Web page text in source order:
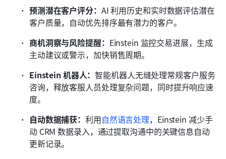
预测潜在客户评分： AI 利用历史和实时数据评估潜在
客户质量，自动优先排序最有潜力的客户。
商机洞察与风险提醒： Einstein 监控交易进展，生成
主动建议或警示，加快销售周期。
Einstein 机器人：智能机器人无缝处理常规客户服务
咨询，释放客服人员处理复杂问题，同时提升响应速
度。
自动数据捕获：利用自然语言处理，Einstein 减少手
动 CRM 数据录入，通过提取沟通中的关键信息自动
更新记录。